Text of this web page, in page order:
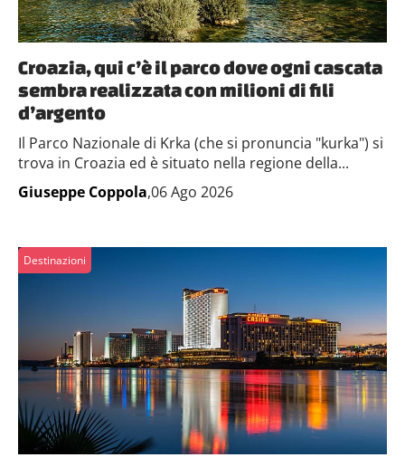
Croazia, qui c’è il parco dove ogni cascata
sembra realizzata con milioni di fili
d’argento
Il Parco Nazionale di Krka (che si pronuncia "kurka") si
trova in Croazia ed è situato nella regione della...
Giuseppe Coppola,06 Ago 2026
Destinazioni